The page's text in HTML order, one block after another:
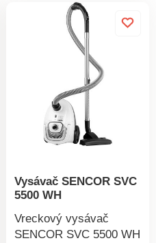
Vysávač SENCOR SVC
5500 WH
Vreckový vysávač
SENCOR SVC 5500 WH